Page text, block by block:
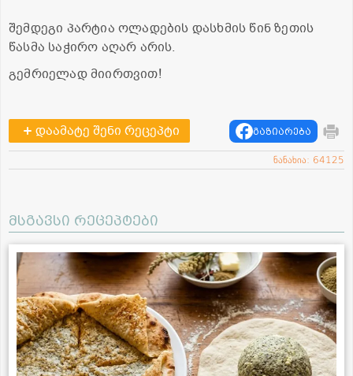
შემდეგი პარტია ოლადების დასხმის წინ ზეთის
წასმა საჭირო აღარ არის.
გემრიელად მიირთვით!
დაამატე შენი რეცეპტი გაზიარება
ნანახია: 64125
მსგავსი რეცეპტები